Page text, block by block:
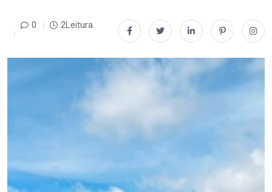
0 2Leitura